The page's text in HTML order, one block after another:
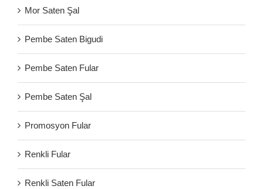
Mor Saten Şal
Pembe Saten Bigudi
Pembe Saten Fular
Pembe Saten Şal
Promosyon Fular
Renkli Fular
Renkli Saten Fular